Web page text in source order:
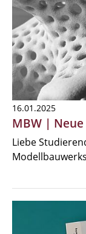
16.01.2025
MBW |
Liebe